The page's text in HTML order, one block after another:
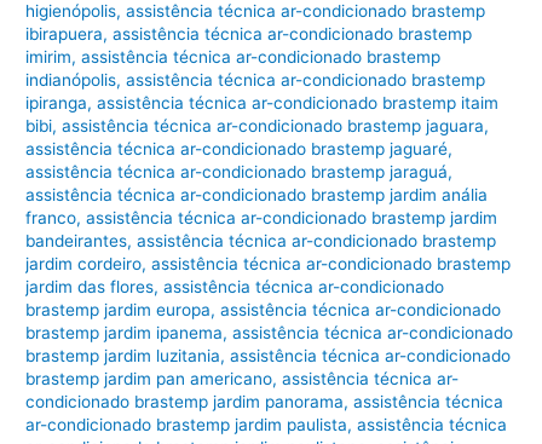
higienópolis,assistência técnica ar-condicionado brastemp
ibirapuera,assistência técnica ar-condicionado brastemp
imirim,assistência técnica ar-condicionado brastemp
indianópolis,assistência técnica ar-condicionado brastemp
ipiranga,assistência técnica ar-condicionado brastemp itaim
bibi,assistência técnica ar-condicionado brastemp jaguara,
assistência técnica ar-condicionado brastemp jaguaré,
assistência técnica ar-condicionado brastemp jaraguá,
assistência técnica ar-condicionado brastemp jardim anália
franco,assistência técnica ar-condicionado brastemp jardim
bandeirantes,assistência técnica ar-condicionado brastemp
jardim cordeiro,assistência técnica ar-condicionado brastemp
jardim das flores,assistência técnica ar-condicionado
brastemp jardim europa,assistência técnica ar-condicionado
brastemp jardim ipanema,assistência técnica ar-condicionado
brastemp jardim luzitania,assistência técnica ar-condicionado
brastemp jardim pan americano,assistência técnica ar-
condicionado brastemp jardim panorama,assistência técnica
ar-condicionado brastemp jardim paulista,assistência técnica